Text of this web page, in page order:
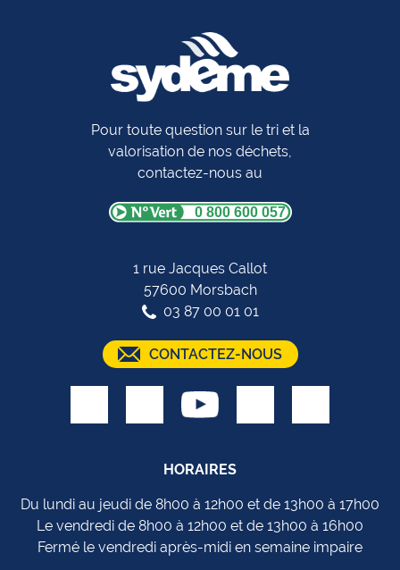
Pour toute question sur le tri et la
valorisation de nos déchets,
contactez-nous au
0 800 600 057
1 rue Jacques Callot
57600 Morsbach
03 87 00 01 01
CONTACTEZ-NOUS
HORAIRES
Du lundi au jeudi de 8h00 à 12h00 et de 13h00 à 17h00
Le vendredi de 8h00 à 12h00 et de 13h00 à 16h00
Fermé le vendredi après-midi en semaine impaire